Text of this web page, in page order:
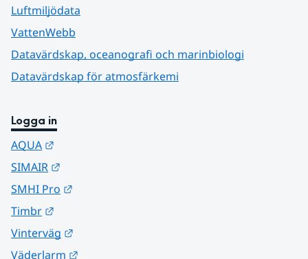
Luftmiljödata
VattenWebb
Datavärdskap, oceanografi och marinbiologi
Datavärdskap för atmosfärkemi
Logga in
AQUA
SIMAIR
SMHI Pro
Timbr
Vinterväg
Väderlarm